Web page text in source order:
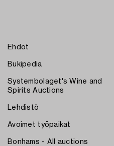
Ehdot
Bukipedia
Systembolaget's Wine and
Spirits Auctions
Lehdistö
Avoimet työpaikat
Bonhams - All auctions